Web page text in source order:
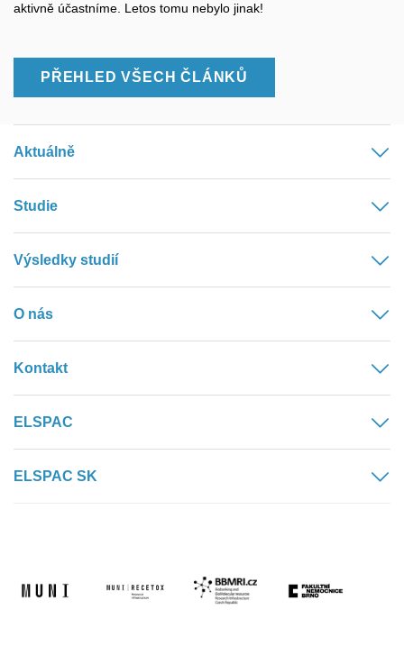
aktivně účastníme. Letos tomu nebylo jinak!
PŘEHLED VŠECH ČLÁNKŮ
Aktuálně
Studie
Výsledky studií
O nás
Kontakt
ELSPAC
ELSPAC SK